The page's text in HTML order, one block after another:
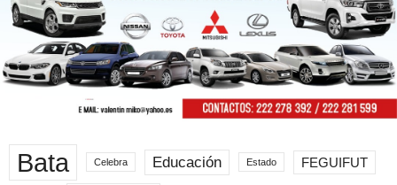
Bata Celebra Educación Estado FEGUIFUT